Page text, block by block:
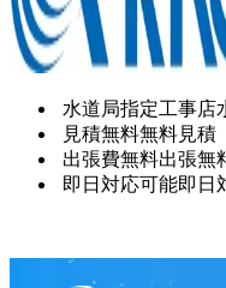
水道局指定工事店
見積無料無料見積
出張費無料出張無
即日対応可能即日